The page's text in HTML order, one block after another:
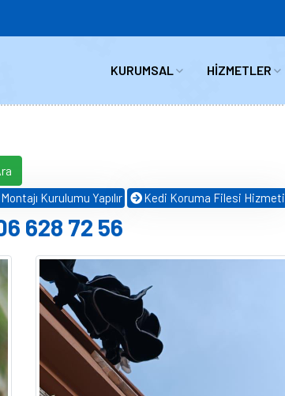
KURUMSAL HİZMETLER
Kurulumu Yapılır Kedi Koruma Filesi Hizmeti
628 72 56